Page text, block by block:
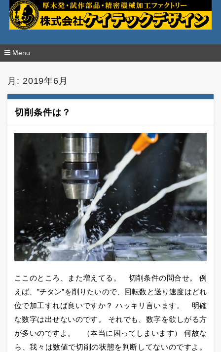
厚木発・試作部品・精密加工の株式会社ケイ
テックデザイン
Menu
月: 2019年6月
切削条件は？
ここのところ、また増えてる。 切削条件の問合せ。 例
えば、”チタン”を削りたいので、回転数と送り速度はどれ
位で加工すれば良いですか？ ハッキリ言います。 明確
な数字は出せないのです。 それでも、数字を欲しがる方
が多いのですよ。 （本当に困ってしまいます） 何故な
ら、我々は数値で切削の状態を判断してないのですよ。